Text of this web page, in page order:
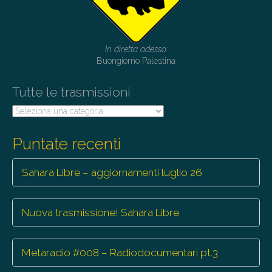
n
In diretta adesso:
Buongiorno Palestina
Tutte le trasmissioni
Tutte
Puntate recenti
Sahara Libre – aggiornamenti luglio 26
Nuova trasmissione! Sahara Libre
Metaradio #008 – Radiodocumentari pt.3